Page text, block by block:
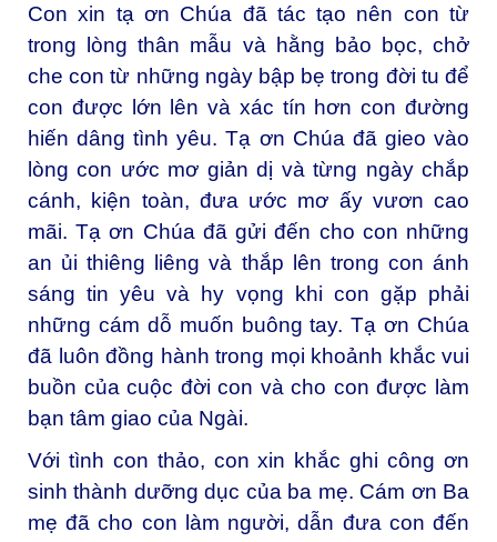
Con xin tạ ơn Chúa đã tác tạo nên con từ
trong lòng thân mẫu và hằng bảo bọc, chở
che con từ những ngày bập bẹ trong đời tu để
con được lớn lên và xác tín hơn con đường
hiến dâng tình yêu. Tạ ơn Chúa đã gieo vào
lòng con ước mơ giản dị và từng ngày chắp
cánh, kiện toàn, đưa ước mơ ấy vươn cao
mãi. Tạ ơn Chúa đã gửi đến cho con những
an ủi thiêng liêng và thắp lên trong con ánh
sáng tin yêu và hy vọng khi con gặp phải
những cám dỗ muốn buông tay. Tạ ơn Chúa
đã luôn đồng hành trong mọi khoảnh khắc vui
buồn của cuộc đời con và cho con được làm
bạn tâm giao của Ngài.
Với tình con thảo, con xin khắc ghi công ơn
sinh thành dưỡng dục của ba mẹ. Cám ơn Ba
mẹ đã cho con làm người, dẫn đưa con đến